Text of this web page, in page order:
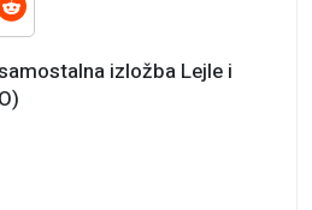
izložba Lejle i